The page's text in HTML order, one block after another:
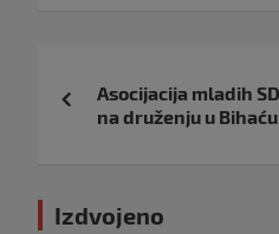
objava
Asocijacija mladih
na druženju u Bihaću
Izdvojeno